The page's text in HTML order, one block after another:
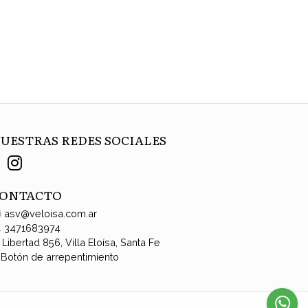
REDES SOCIALES
asv@veloisa.com.ar
3471683974
Libertad 856, Villa Eloísa, Santa Fe
de arrepentimiento